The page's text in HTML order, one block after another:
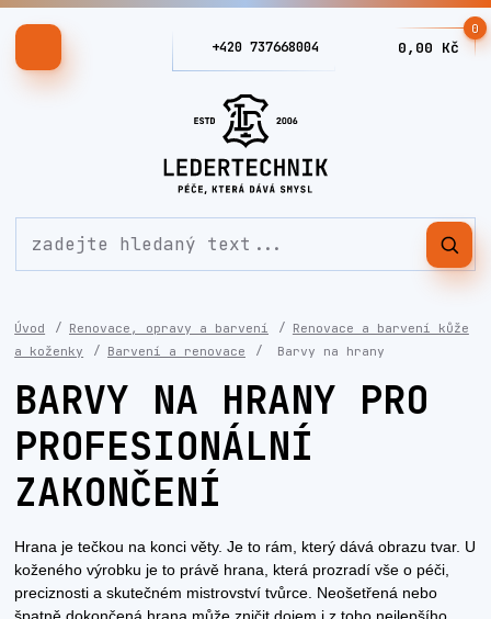
+420 737668004
0
0,00 Kč
Úvod Renovace, opravy a barvení
Renovace a barvení kůže
a koženky
Barvení a renovace Barvy na hrany
BARVY NA HRANY PRO
PROFESIONÁLNÍ
ZAKONČENÍ
Hrana je tečkou na konci věty. Je to rám, který dává obrazu tvar. U
koženého výrobku je to právě hrana, která prozradí vše o péči,
preciznosti a skutečném mistrovství tvůrce. Neošetřená nebo
špatně dokončená hrana může zničit dojem i z toho nejlepšího